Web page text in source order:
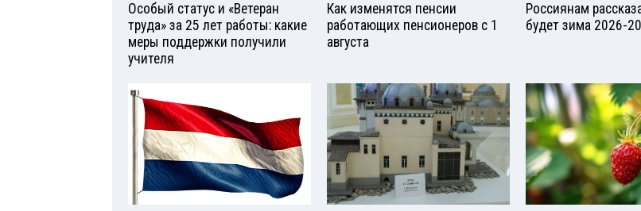
Особый статус и «Ветеран
труда» за 25 лет работы: какие
меры поддержки получили
учителя
Как изменятся пенсии
работающих пенсионеров с 1
августа
Россиянам
будет зима 2026-